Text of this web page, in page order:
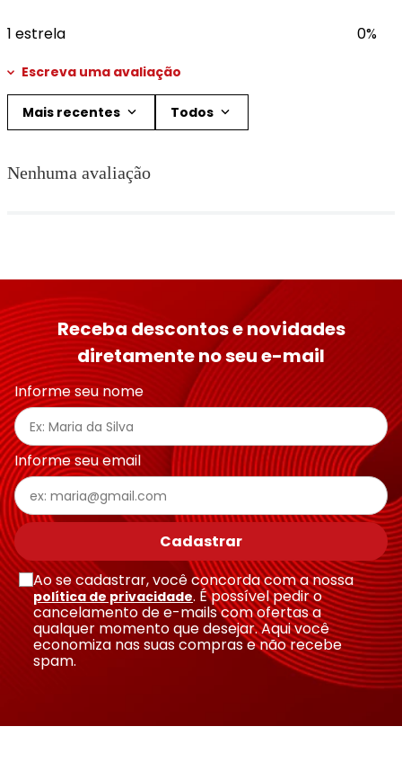
1 estrela 0%
Escreva uma avaliação
Título
★★★★★
Seu nome
Endereço de email
Escreva uma avaliação
Enviar avaliação
Mais recentes Todos
Nenhuma avaliação
Receba descontos e novidades
diretamente no seu e-mail
Informe seu nome
Informe seu email
Cadastrar
Ao se cadastrar, você concorda com a nossa
política de privacidade. É possível pedir o
cancelamento de e-mails com ofertas a
qualquer momento que desejar. Aqui você
economiza nas suas compras e não recebe
spam.